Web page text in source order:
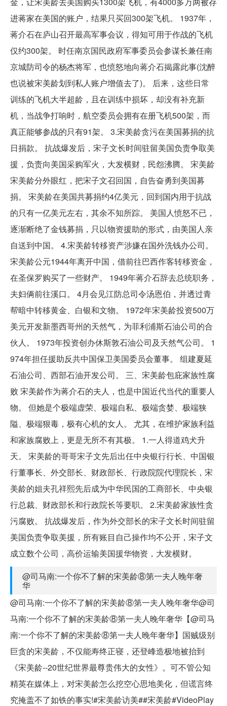
进蒋家在美国的账户，结果只买回300架飞机。 1937年，
蒋介石在庐山召开最高军事会议，得知可用于作战的飞机
仅约300架。 时任南京国民政府军事委员会参谋长兼任南
京城防司令的杨杰将军，也愤怒地向蒋介石揭露此事(沈醉
也说被宋美龄划到私人账户增值去了)。 后来，这些日常
训练的飞机大半超龄，且在训练中损坏，却没有补充新
机，当战争打响时，航空委员会拥有在册飞机500架，而
真正能够参战的只有91架。 3.宋美龄贪污在美国募捐的抗
日捐款。 抗战爆发后，宋子文长时间驻留美国负责争取美
援，负责向美国采购军火，大发横财，民怨沸腾。 宋美龄
宋美龄分外眼红，把宋子文召回国，自告奋勇到美国募
捐。 宋美龄在美国共募捐约4亿美元，回到国内用于抗战
的只有一亿美元左右，其余不知所踪。 美国人愤怒不已，
逐渐断绝了金钱募捐，只以物资援助的形式，由美国人亲
自送到中国。 4.宋美龄转移资产涉嫌在国外洗钱办公司。
宋美龄公元1944年离开中国，借前往巴西作客转移资金，
在圣保罗购买了一些财产。 1949年蒋介石辞去总统职务，
夫妇俩前往溪口。 4月会见江防总司令汤恩伯，并透过青
帮暗中转移黄金、白银和文物。 1972年宋美龄投资500万
美元开发新墨西哥州的天然气，为菲利浦斯石油公司的合
伙人。 1973年投资创办休斯敦石油公司及天然气公司。 1
974年担任援助反共中国保卫美国委员会董事。 组建夏延
石油公司、西部石油开发公司。 三、宋美龄包庇家族性腐
败 宋美龄作为蒋介石的夫人，也是中国近代当代的重要人
物。 但她是个极端虚荣、极端自私、极端贪婪、极端狭
隘、极端狠毒，极有心机的女人。 尤其，在维护家族利益
和家族腐败上，更是无所不有其极。 1.一人得道鸡犬升
天。 宋美龄的哥哥宋子文先后出任中央银行行长、中国银
行董事长、外交部长、财政部长、行政院院代理院长，宋
美龄的姐夫孔祥熙先后成为中华民国的工商部长、中央银
行总裁、财政部长和行政院长等要职。 2.宋美龄家族性贪
污腐败。 抗战爆发后，作为外交部长的宋子文长时间驻留
美国负责争取美援，所有账目自己操作均不公开，宋子文
成立数个公司，高价运输美国援华物资，大发横财。
@司马南:一个你不了解的宋美龄⑧第一夫人晚年奢
华
@司马南:一个你不了解的宋美龄⑧第一夫人晚年奢华@司
马南:一个你不了解的宋美龄⑧第一夫人晚年奢华【@司马
南:一个你不了解的宋美龄⑧第一夫人晚年奢华】国贼级别
巨贪的宋美龄，不仅能寿终正寝，还登峰造极地被抬到
《宋美龄--20世纪世界最尊贵伟大的女性》。可不管公知
精英在媒体上，对宋美龄怎么挖空心思地美化，但谎言终
究掩盖不了如铁的事实!#宋美龄访美##宋美龄#VideoPlay